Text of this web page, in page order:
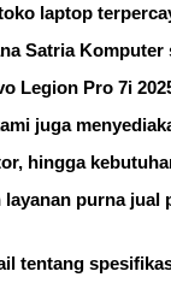
laptop
Satria Komputer
Legion Pro 7i
juga
hingga
layanan purna jual
tentang